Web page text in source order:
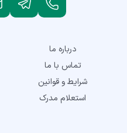
درباره ما
تماس با ما
شرایط و قوانین
استعلام مدرک